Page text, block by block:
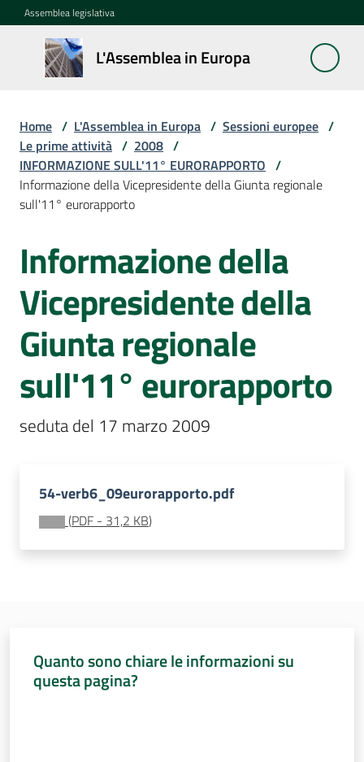
Vai al contenuto
Vai alla navigazione
Vai al footer
Assemblea legislativa
L'Assemblea in Europa
L'Assemblea
in Europa
Cos'è
la
Sessione
europea
La
Rete
europea
regionale
Le
Sessioni
europee
Notizie
legislativa
Argomenti
Home / L'Assemblea in Europa / Sessioni europee /
Le prime attività / 2008 /
INFORMAZIONE SULL'11° EURORAPPORTO /
Informazione della Vicepresidente della Giunta regionale
sull'11° eurorapporto
Informazione della
Vicepresidente della
Giunta regionale
sull'11° eurorapporto
seduta del 17 marzo 2009
54-verb6_09eurorapporto.pdf
(PDF - 31,2 KB)
Quanto sono chiare le informazioni su
questa pagina?